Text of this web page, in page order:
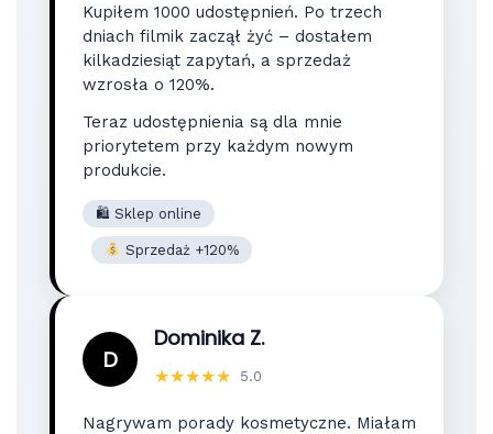
Kupiłem 1000 udostępnień. Po trzech
dniach filmik zaczął żyć – dostałem
kilkadziesiąt zapytań, a sprzedaż
wzrosła o 120%.
Teraz udostępnienia są dla mnie
priorytetem przy każdym nowym
produkcie.
🛍 Sklep online
Sprzedaż +120%
D
Dominika Z.
★★★★★ 5.0
Nagrywam porady kosmetyczne. Miałam